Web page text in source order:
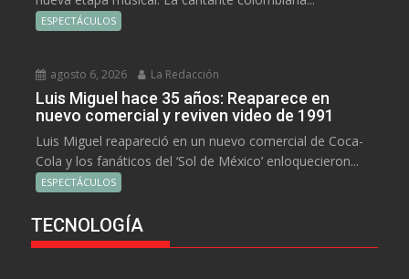
ESPECTÁCULOS
agosto 6, 2026 La Redacción
Luis Miguel hace 35 años: Reaparece en
nuevo comercial y reviven video de 1991
Luis Miguel reapareció en un nuevo comercial de Coca-
Cola y los fanáticos del ‘Sol de México’ enloquecieron...
ESPECTÁCULOS
TECNOLOGÍA